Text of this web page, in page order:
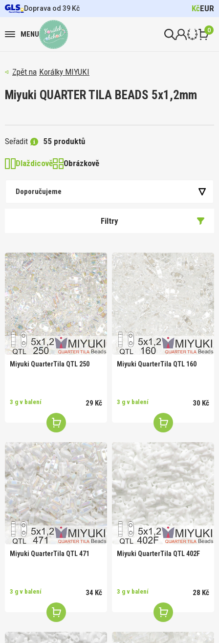
Doprava od 39 Kč KčEUR
MENU 0
Korálky MIYUKI
Miyuki QUARTER TILA BEADS 5x1,2mm
Seřadit 55 produktů
Dlaždicově Obrázkově
Doporučujeme
Filtry
Miyuki QuarterTila QTL 250
3 g v balení 29 Kč
Miyuki QuarterTila QTL 160
3 g v balení 30 Kč
Miyuki QuarterTila QTL 471
3 g v balení 34 Kč
Miyuki QuarterTila QTL 402F
3 g v balení 28 Kč